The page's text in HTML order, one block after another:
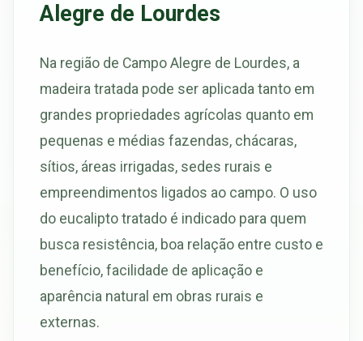
Alegre de Lourdes
Na região de Campo Alegre de Lourdes, a
madeira tratada pode ser aplicada tanto em
grandes propriedades agrícolas quanto em
pequenas e médias fazendas, chácaras,
sítios, áreas irrigadas, sedes rurais e
empreendimentos ligados ao campo. O uso
do eucalipto tratado é indicado para quem
busca resistência, boa relação entre custo e
benefício, facilidade de aplicação e
aparência natural em obras rurais e
externas.